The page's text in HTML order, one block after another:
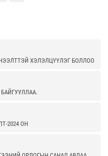
ХЭЛЭЛЦҮҮЛЭГ БОЛЛОО
2024 ОН